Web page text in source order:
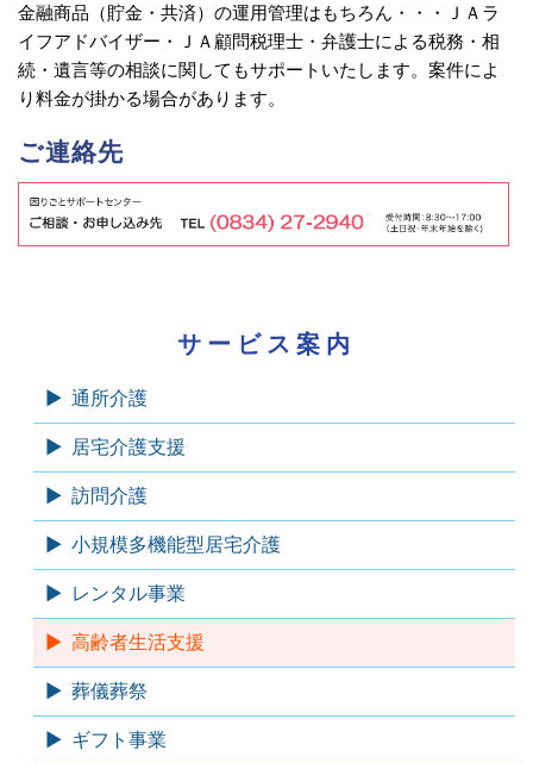
金融商品（貯金・共済）の運用管理はもちろん・・・ＪＡラ
イフアドバイザー・ＪＡ顧問税理士・弁護士による税務・相
続・遺言等の相談に関してもサポートいたします。案件によ
り料金が掛かる場合があります。
ご連絡先
サービス案内
通所介護
居宅介護支援
訪問介護
小規模多機能型居宅介護
レンタル事業
高齢者生活支援
葬儀葬祭
ギフト事業